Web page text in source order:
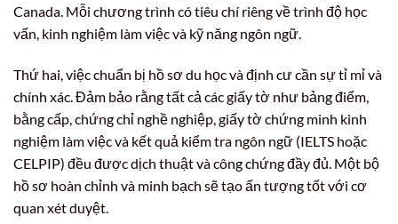
Canada. Mỗi chương trình có tiêu chí riêng về trình độ học
vấn, kinh nghiệm làm việc và kỹ năng ngôn ngữ.
Thứ hai, việc chuẩn bị hồ sơ du học và định cư cần sự tỉ mỉ và
chính xác. Đảm bảo rằng tất cả các giấy tờ như bảng điểm,
bằng cấp, chứng chỉ nghề nghiệp, giấy tờ chứng minh kinh
nghiệm làm việc và kết quả kiểm tra ngôn ngữ (IELTS hoặc
CELPIP) đều được dịch thuật và công chứng đầy đủ. Một bộ
hồ sơ hoàn chỉnh và minh bạch sẽ tạo ấn tượng tốt với cơ
quan xét duyệt.